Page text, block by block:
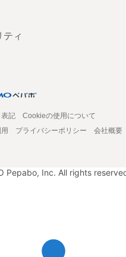
ティ
記
Cookieの使用について
プライバシーポリシー 会社概要
Pepabo, Inc. All rights